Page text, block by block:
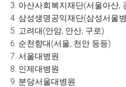
3. 아산사회복지재단(서울아산,
4. 삼성생명공익재단(삼성서울
5. 고려대(안암, 안산, 구로)
6. 순천향대(서울, 천안 등등)
7. 서울대병원
8. 인제대병원
9. 분당서울대병원